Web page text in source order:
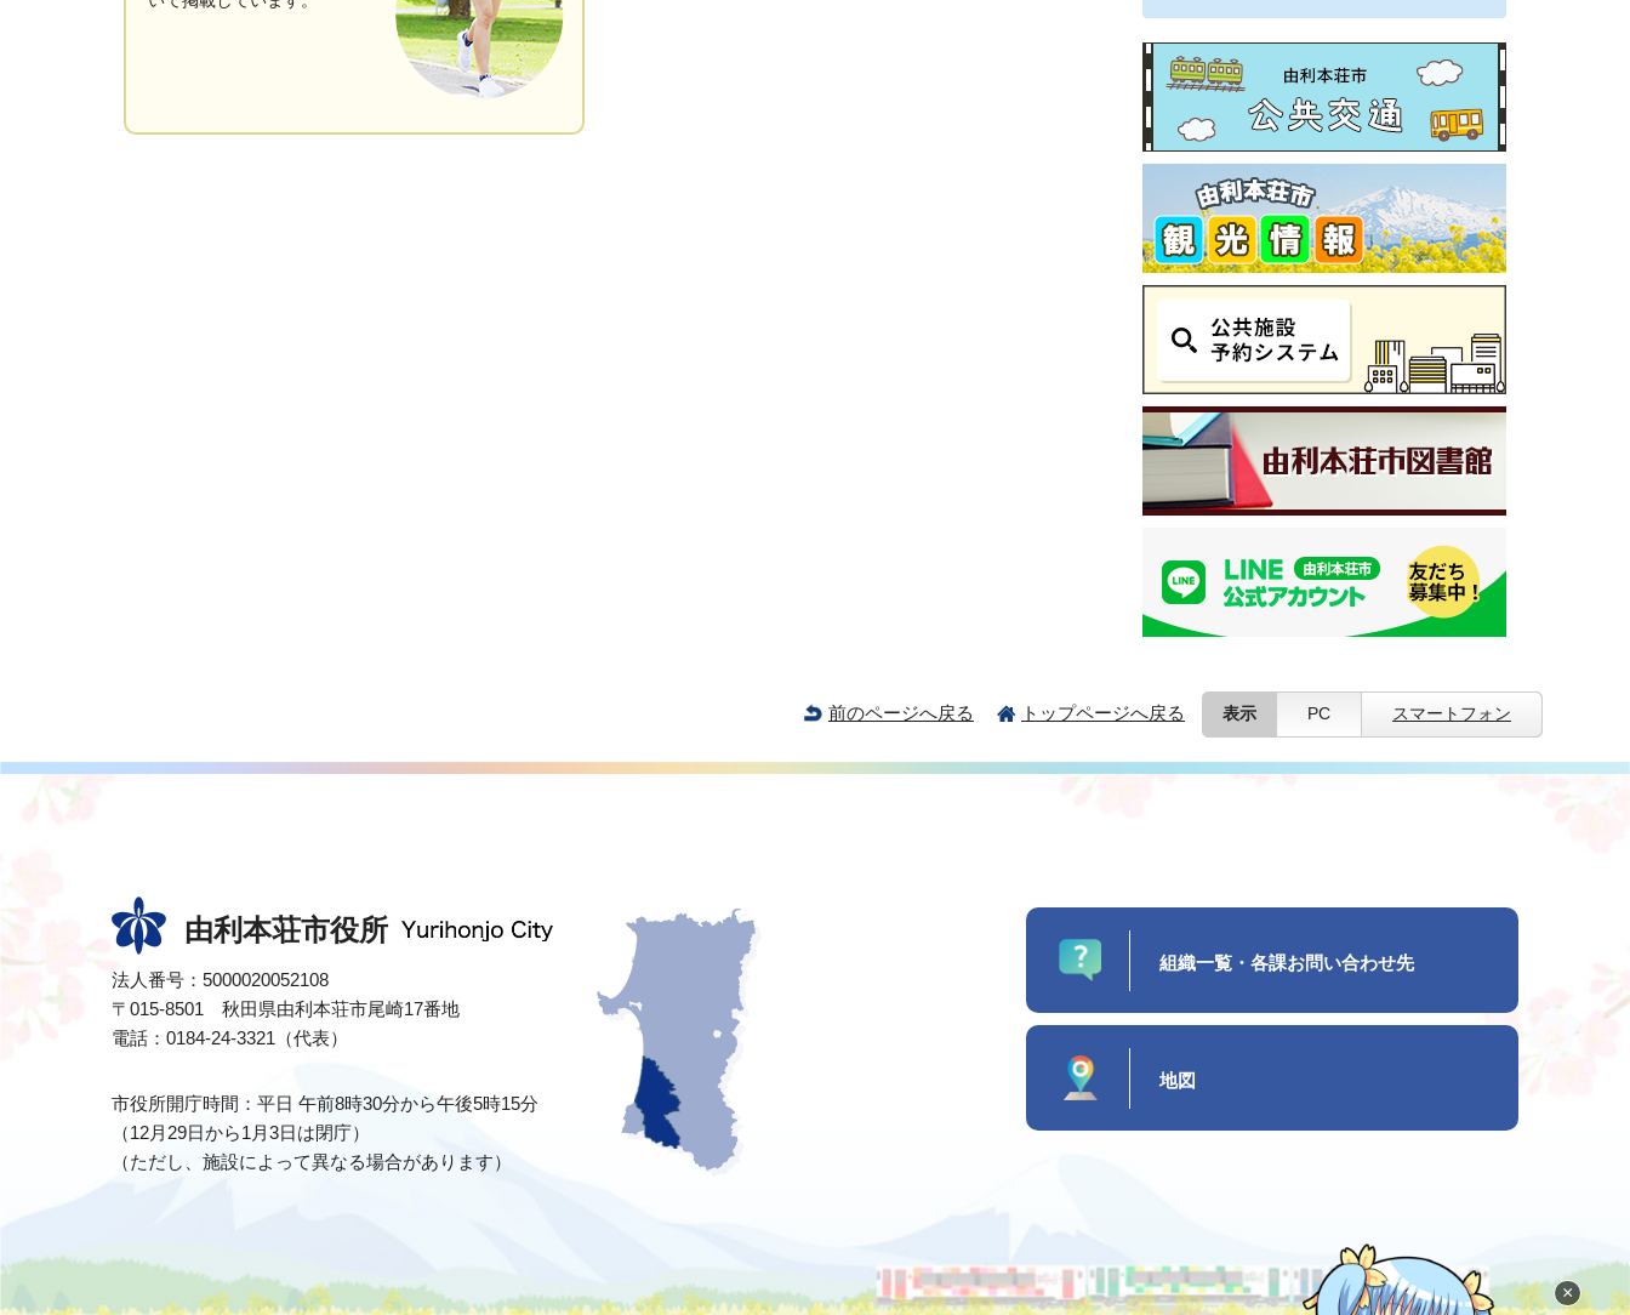
前のページへ戻る トップページへ戻る 表示 PC スマートフォン
×
由利本荘市役所
法人番号：5000020052108
〒015-8501 秋田県由利本荘市尾崎17番地
電話：0184-24-3321（代表）
市役所開庁時間：平日 午前8時30分から午後5時15分
（12月29日から1月3日は閉庁）
（ただし、施設によって異なる場合があります）
組織一覧・各課お問い合わせ先
地図